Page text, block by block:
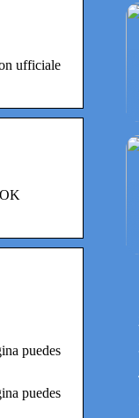
ufficiale
puedes
puedes